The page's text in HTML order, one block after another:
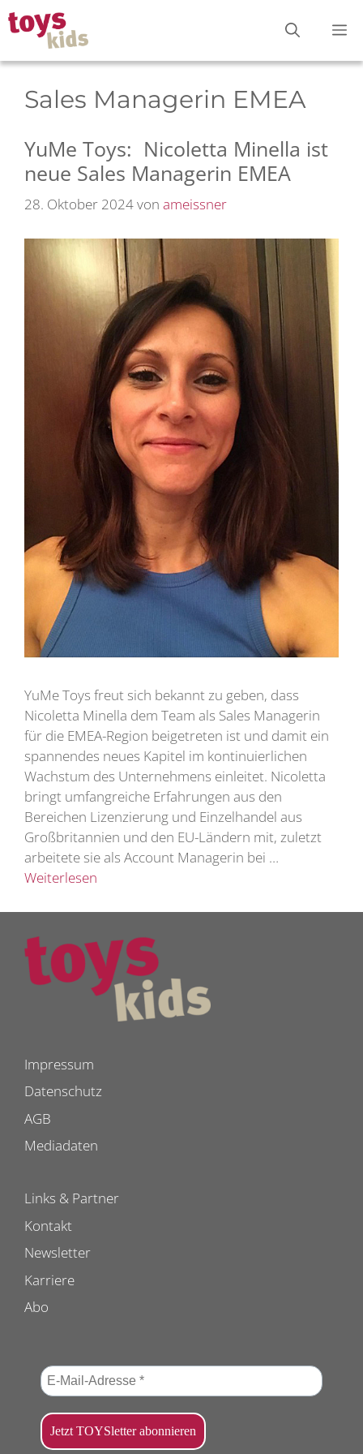
Zum
Inhalt
springen
Sales Managerin EMEA
YuMe Toys: Nicoletta Minella ist
neue Sales Managerin EMEA
28. Oktober 2024von ameissner
YuMe Toys freut sich bekannt zu geben, dass
Nicoletta Minella dem Team als Sales Managerin
für die EMEA-Region beigetreten ist und damit ein
spannendes neues Kapitel im kontinuierlichen
Wachstum des Unternehmens einleitet. Nicoletta
bringt umfangreiche Erfahrungen aus den
Bereichen Lizenzierung und Einzelhandel aus
Großbritannien und den EU-Ländern mit, zuletzt
arbeitete sie als Account Managerin bei …
Weiterlesen
Impressum
Datenschutz
AGB
Mediadaten
Links & Partner
Kontakt
Newsletter
Karriere
Abo